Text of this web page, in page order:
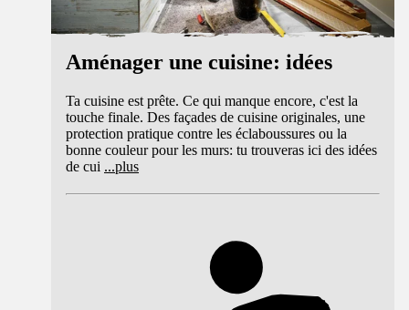
Aménager une cuisine: idées
Ta cuisine est prête. Ce qui manque encore, c'est la
touche finale. Des façades de cuisine originales, une
protection pratique contre les éclaboussures ou la
bonne couleur pour les murs: tu trouveras ici des idées
de cui ...plus